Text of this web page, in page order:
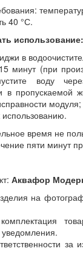
40 °С.
использование:
в
минут (при
воду
в пропускаемой
модуля;
использованию.
время не
пяти минут
Аквафор
на
за